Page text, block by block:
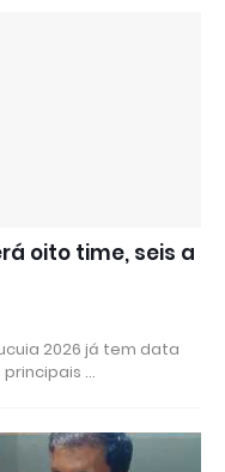
oito time, seis a
2026 já tem data
…